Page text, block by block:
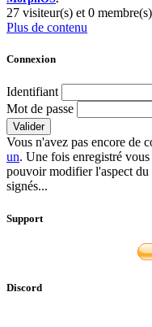
27 visiteur(s) et 0
Plus de contenu
Connexion
Identifiant
Mot de passe
Valider
Vous n'avez pas encore de
un. Une fois enregistré
pouvoir modifier l'aspect du
signés...
Support
Discord